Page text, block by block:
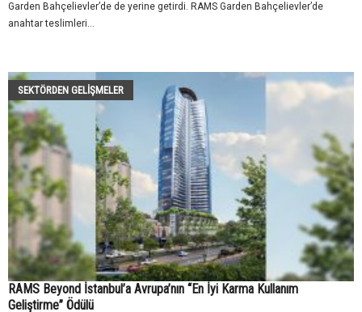
Garden Bahçelievler’de de yerine getirdi. RAMS Garden Bahçelievler’de
anahtar teslimleri...
SEKTÖRDEN GELIŞMELER
RAMS Beyond İstanbul’a Avrupa’nın “En İyi Karma Kullanım
Geliştirme” Ödülü